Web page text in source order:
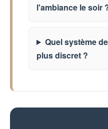
l'ambiance le soir
Quel système
plus discret ?